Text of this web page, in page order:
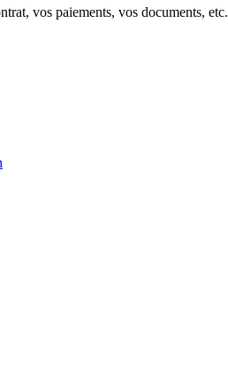
vos paiements, vos documents, etc.